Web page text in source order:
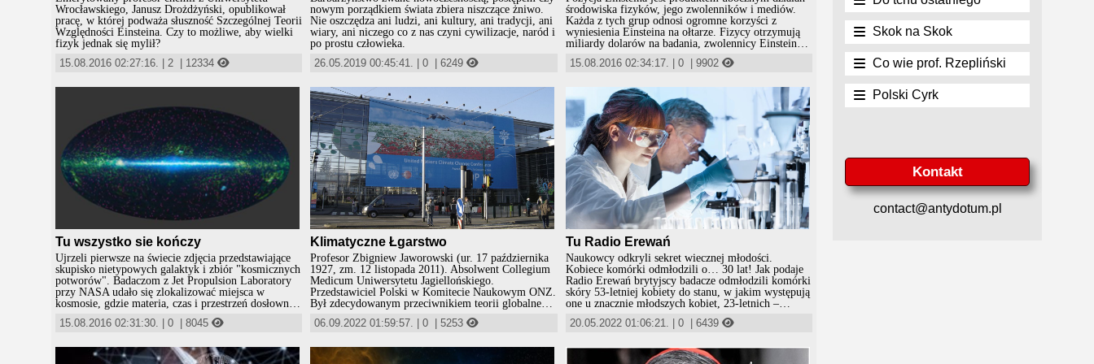
Wrocławskiego, Janusz Drożdżyński, opublikował
pracę, w której podważa słuszność Szczególnej Teorii
Względności Einsteina. Czy to możliwe, aby wielki
fizyk jednak się mylił?
15.08.2016 02:27:16.
2 12334
nowym porządkiem świata zbiera niszczące żniwo.
Nie oszczędza ani ludzi, ani kultury, ani tradycji, ani
wiary, ani niczego co z nas czyni cywilizacje, naród i
po prostu człowieka.
26.05.2019 00:45:41. |0 |6249
środowiska fizyków, jego zwolenników i mediów.
Każda z tych grup odnosi ogromne korzyści z
wyniesienia Einsteina na ołtarze. Fizycy otrzymują
miliardy dolarów na badania, zwolennicy Einsteina
są przyzwoicie nagradzani, a korporacyjne media,
takie jak magazyn Time, sprzedają miliony
okładce wizerunku Einsteina jako "Człowieka
Stulecia".
15.08.2016 02:34:17. 0 9902
Tu wszystko sie kończy
Ujrzeli pierwsze na świecie zdjęcia przedstawiające
skupisko nietypowych galaktyk i zbiór "kosmicznych
potworów". Badaczom z Jet Propulsion Laboratory
przy NASA udało się zlokalizować miejsca w
kosmosie, gdzie materia, czas i przestrzeń dosłownie
znikają - chodzi o supermasywne czarne dziury.
15.08.2016 02:31:30. 0 8045
Klimatyczne Łgarstwo
Profesor Zbigniew Jaworowski (ur. 17 października
1927, zm. 12 listopada 2011). Absolwent Collegium
Medicum Uniwersytetu Jagiellońskiego.
Przedstawiciel Polski w Komitecie Naukowym ONZ.
Był zdecydowanym przeciwnikiem teorii globalnego
„ocipienia”. A szczególnie wpływu człowieka na
globalne ocieplenie na kuli ziemskiej. Profesor
Komisji Senackiej Kongresu USA, który jednak nie
był tej komisji przedstawiony.
06.09.2022 01:59:57. |0 |5253
Tu Radio Erewań
Naukowcy odkryli sekret wiecznej młodości.
Kobiece komórki odmłodzili o… 30 lat! Jak podaje
Radio Erewań brytyjscy badacze odmłodzili komórki
skóry 53-letniej kobiety do stanu, w jakim występują
one u znacznie młodszych kobiet, 23-letnich –
informuje pismo „eLife”. Na razie dokonano tego
wyłącznie w laboratorium. Do końca tylko nie
komórki skóry, czy miała 53 lata czy dwadzieścia
20.05.2022 01:06:21. 0 6439
Skok na Skok
Co wie prof. Rzepliński
Polski Cyrk
Kontakt
contact@antydotum.pl